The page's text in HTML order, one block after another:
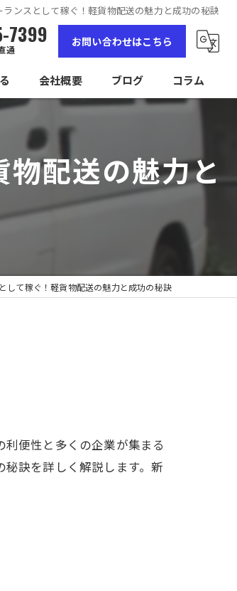
ンスとして稼ぐ！軽貨物配送の魅力と成功の秘訣
7399
通
お問い合わせはこちら
会社概要 ブログ コラム
物配送の魅力と
して稼ぐ！軽貨物配送の魅力と成功の秘訣
便性と多くの企業が集まる
訣を詳しく解説します。新